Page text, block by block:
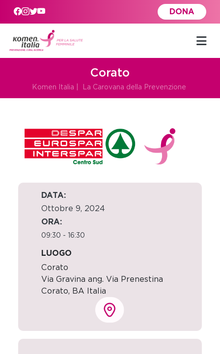
Skip to main content
DONA
Corato
Komen Italia La Carovana della Prevenzione
DATA:
Ottobre 9, 2024
ORA:
09:30 - 16:30
LUOGO
Corato
Via Gravina ang. Via Prenestina
Corato, BA Italia